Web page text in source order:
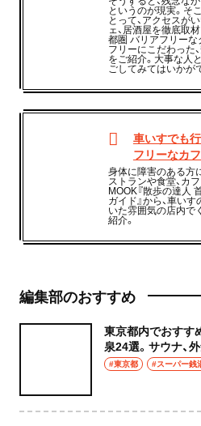
というのが現実。そ
とって、アクセスが
ェ、居酒屋を徹底取
都圏 バリアフリーな
フリーにこだわった
をご紹介。大事な人
ごしてみてはいかが
車いすでも
フリーなカ
身体に障害のある方
ストランや食堂、カ
MOOK『散歩の達人
ガイド』から、車い
いた雰囲気の店内で
紹介。
編集部のおすすめ
東京都内でおすす
泉24選。サウナ、
癒やし空間へ
#東京都 #スーパー銭